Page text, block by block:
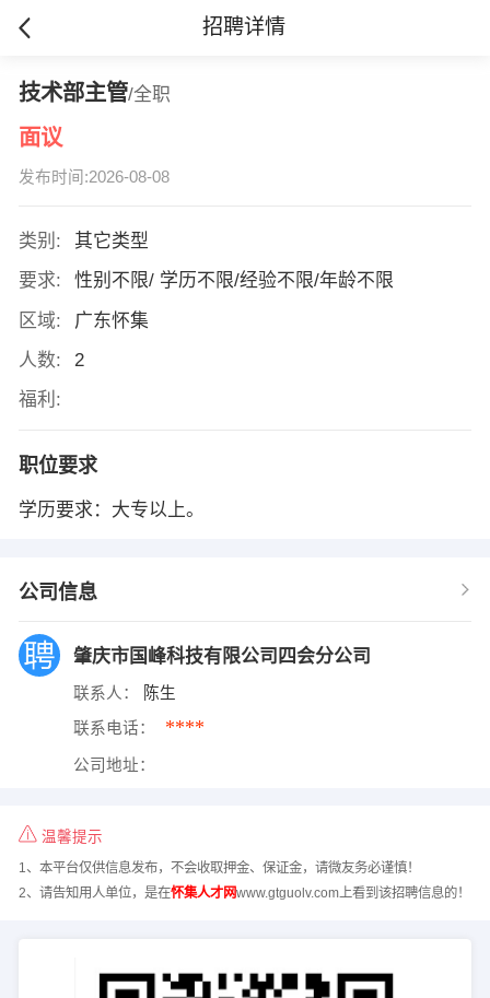
招聘详情
技术部主管/全职
面议
发布时间:2026-08-08
类别:
其它类型
要求:
性别不限/ 学历不限/经验不限/年龄不限
区域:
广东怀集
人数:
2
福利:
职位要求
学历要求：大专以上。
公司信息
肇庆市国峰科技有限公司四会分公司
联系人： 陈生
联系电话： ****
公司地址：
温馨提示
1、本平台仅供信息发布，不会收取押金、保证金，请微友务必谨慎！
2、请告知用人单位，是在怀集人才网www.gtguolv.com上看到该招聘信息的！